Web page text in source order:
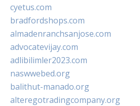
cyetus.com
bradfordshops.com
almadenranchsanjose.com
advocatevijay.com
adlibilimler2023.com
naswwebed.org
balithut-manado.org
alteregotradingcompany.org